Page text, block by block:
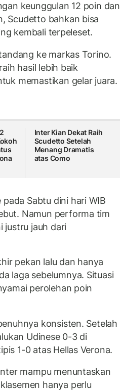
keunggulan 12 poin dan
Scudetto bahkan bisa
kembali terpeleset.
ke markas Torino.
hasil lebih baik
memastikan gelar juara.
Inter Kian Dekat Raih
Scudetto Setelah
Menang Dramatis
atas Como
Sabtu dini hari WIB
Namun performa tim
justru jauh dari
pekan lalu dan hanya
laga sebelumnya. Situasi
perolehan poin
konsisten. Setelah
Udinese 0-3 di
1-0 atas Hellas Verona.
mampu menuntaskan
hanya perlu